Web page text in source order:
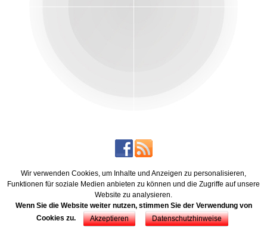
Wir verwenden Cookies, um Inhalte und Anzeigen zu personalisieren,
Funktionen für soziale Medien anbieten zu können und die Zugriffe auf unsere
Website zu analysieren.
Wenn Sie die Website weiter nutzen, stimmen Sie der Verwendung von
Cookies zu.
Akzeptieren Datenschutzhinweise
Formularservice Service Kontakt Impressum
Datenschutz
Teilnahmebedingungen